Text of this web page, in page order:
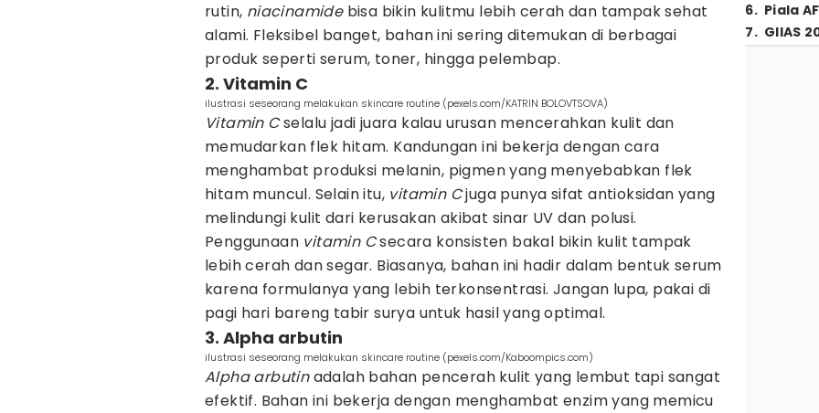
rutin, niacinamidebisa bikin kulitmu lebih cerah dan tampak sehat
alami. Fleksibel banget, bahan ini sering ditemukan di berbagai
produk seperti serum, toner, hingga pelembap.
2. Vitamin C
ilustrasi seseorang melakukan skincare routine (pexels.com/KATRIN BOLOVTSOVA)
Vitamin Cselalu jadi juara kalau urusan mencerahkan kulit dan
memudarkan flek hitam. Kandungan ini bekerja dengan cara
menghambat produksi melanin, pigmen yang menyebabkan flek
hitam muncul. Selain itu, vitamin Cjuga punya sifat antioksidan yang
melindungi kulit dari kerusakan akibat sinar UV dan polusi.
Penggunaan vitamin Csecara konsisten bakal bikin kulit tampak
lebih cerah dan segar. Biasanya, bahan ini hadir dalam bentuk serum
karena formulanya yang lebih terkonsentrasi. Jangan lupa, pakai di
pagi hari bareng tabir surya untuk hasil yang optimal.
3. Alpha arbutin
ilustrasi seseorang melakukan skincare routine (pexels.com/Kaboompics.com)
Alpha arbutinadalah bahan pencerah kulit yang lembut tapi sangat
efektif. Bahan ini bekerja dengan menghambat enzim yang memicu
6. Piala
7. GIIAS